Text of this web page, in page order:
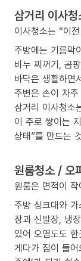
삼거리 이사청
이사청소는 “이
주방에는 기름막
비누 찌꺼기, 곰
바닥은 생활하면
주변은 손이 자
삼거리 이사청소
이 주로 쌓이는
상태”를 만드는
원룸청소 / 오
원룸은 면적이
주방 싱크대와
장과 신발장, 냉
있어 오염도도
게다가 짐이 들